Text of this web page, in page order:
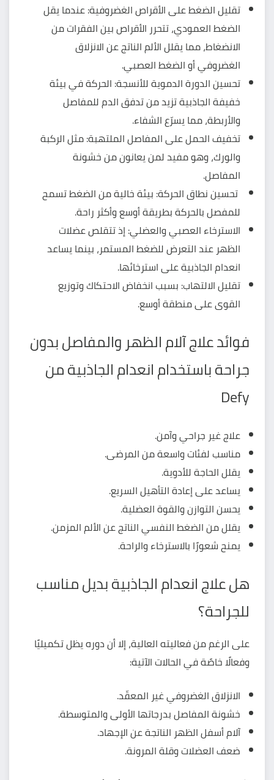
تقليل الضغط على الأقراص الغضروفية: عندما يقل
الضغط العمودي، تتحرر الأقراص بين الفقرات من
الانضغاط، مما يقلل الألم الناتج عن الانزلاق
الغضروفي أو الضغط العصبي.
تحسين الدورة الدموية للأنسجة: الحركة في بيئة
خفيفة الجاذبية تزيد من تدفق الدم للمفاصل
والأربطة، مما يسرّع الشفاء.
تخفيف الحمل على المفاصل الملتهبة: مثل الركبة
والورك، وهو مفيد لمن يعانون من خشونة
المفاصل.
تحسين نطاق الحركة: بيئة خالية من الضغط تسمح
للمفصل بالحركة بطريقة أوسع وأكثر راحة.
الاسترخاء العصبي والعضلي: إذ تتقلص عضلات
الظهر عند التعرض للضغط المستمر، بينما يساعد
انعدام الجاذبية على استرخائها.
تقليل الالتهاب: بسبب انخفاض الاحتكاك وتوزيع
القوى على منطقة أوسع.
فوائد علاج آلام الظهر والمفاصل بدون
جراحة باستخدام انعدام الجاذبية من
Defy
علاج غير جراحي وآمن.
مناسب لفئات واسعة من المرضى.
يقلل الحاجة للأدوية.
يساعد على إعادة التأهيل السريع.
يحسن التوازن والقوة العضلية.
يقلل من الضغط النفسي الناتج عن الألم المزمن.
يمنح شعورًا بالاسترخاء والراحة.
هل علاج انعدام الجاذبية بديل مناسب
للجراحة؟
على الرغم من فعاليته العالية، إلا أن دوره يظل تكميليًا
وفعالًا خاصًة في الحالات الآتية:
الانزلاق الغضروفي غير المعقّد.
خشونة المفاصل بدرجاتها الأولى والمتوسطة.
آلام أسفل الظهر الناتجة عن الإجهاد.
ضعف العضلات وقلة المرونة.